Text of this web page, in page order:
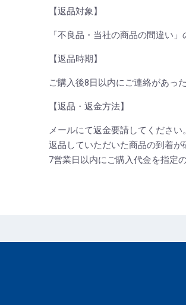
【返品対象】
「不良品・当社の商品の間違い」
【返品時期】
ご購入後8日以内にご連絡があっ
【返品・返金方法】
メールにて返金要請してください。
返品していただいた商品の到着が
7営業日以内にご購入代金を指定